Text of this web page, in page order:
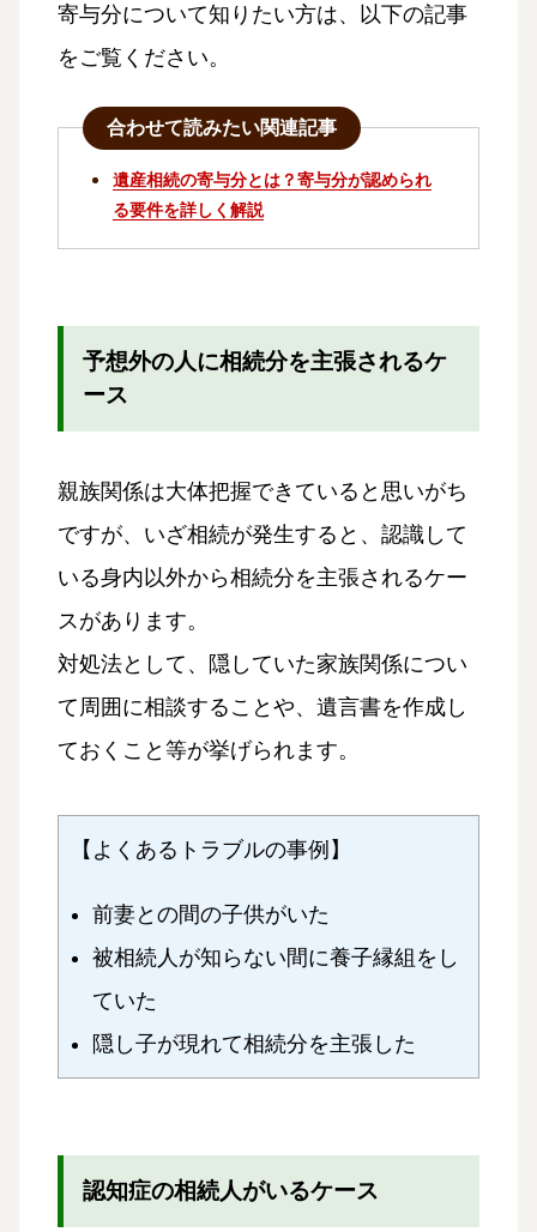
寄与分について知りたい方は、以下の記事
をご覧ください。
合わせて読みたい関連記事
遺産相続の寄与分とは？寄与分が認められ
る要件を詳しく解説
予想外の人に相続分を主張されるケ
ース
親族関係は大体把握できていると思いがち
ですが、いざ相続が発生すると、認識して
いる身内以外から相続分を主張されるケー
スがあります。
対処法として、隠していた家族関係につい
て周囲に相談することや、遺言書を作成し
ておくこと等が挙げられます。
【よくあるトラブルの事例】
前妻との間の子供がいた
被相続人が知らない間に養子縁組をし
ていた
隠し子が現れて相続分を主張した
認知症の相続人がいるケース